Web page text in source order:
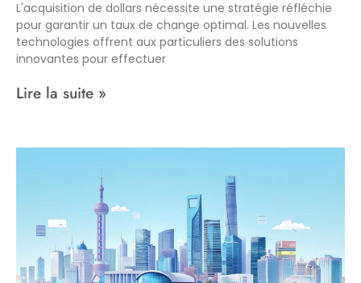
L'acquisition de dollars nécessite une stratégie réfléchie
pour garantir un taux de change optimal. Les nouvelles
technologies offrent aux particuliers des solutions
innovantes pour effectuer
Lire la suite »